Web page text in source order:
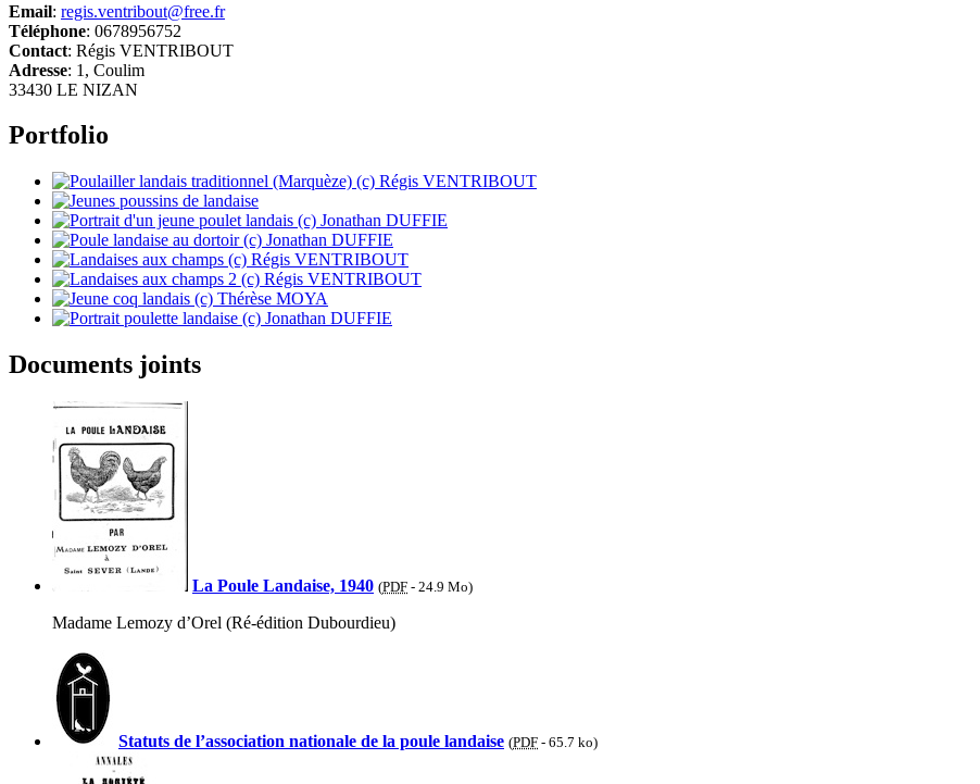
Email: regis.ventribout@free.fr
Téléphone: 0678956752
Contact: Régis VENTRIBOUT
Adresse: 1, Coulim
33430 LE NIZAN
Portfolio
Documents joints
La Poule Landaise, 1940 (PDF - 24.9 Mo)
Madame Lemozy d’Orel (Ré-édition Dubourdieu)
Statuts de l’association nationale de la poule landaise (PDF - 65.7 ko)